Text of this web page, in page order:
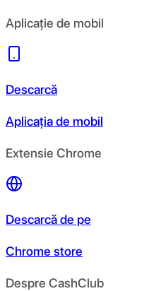
Aplicație de mobil
Descarcă
Aplicația de mobil
Extensie Chrome
Descarcă de pe
Chrome store
Despre CashClub